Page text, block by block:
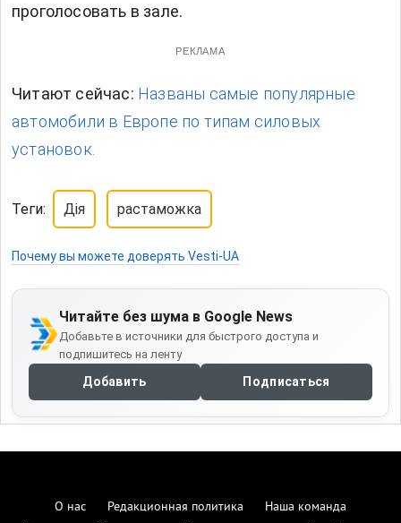
проголосовать в зале.
РЕКЛАМА
Читают сейчас: Названы самые популярные
автомобили в Европе по типам силовых
установок.
Теги: Дія растаможка
Почему вы можете доверять Vesti-UA
Читайте без шума в Google News
Добавьте в источники для быстрого доступа и
подпишитесь на ленту
Добавить Подписаться
О нас Редакционная политика
Наша команда